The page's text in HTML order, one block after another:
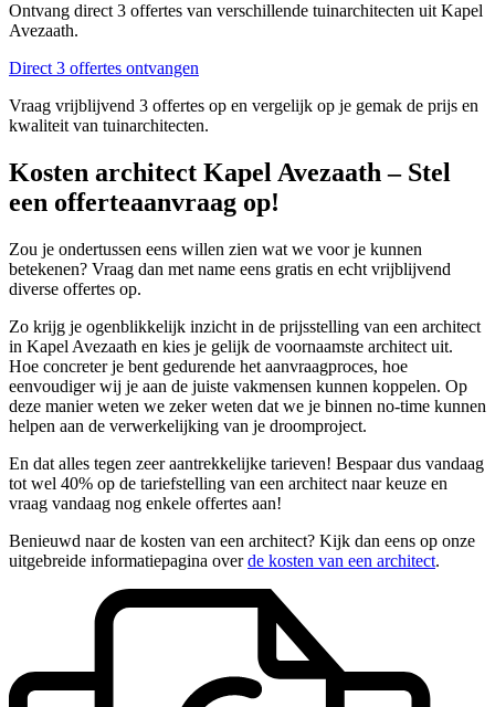
Ontvang direct 3 offertes van verschillende tuinarchitecten uit Kapel
Avezaath.
Direct 3 offertes ontvangen
Vraag vrijblijvend 3 offertes op en vergelijk op je gemak de prijs en
kwaliteit van tuinarchitecten.
Kosten architect Kapel Avezaath – Stel
een offerteaanvraag op!
Zou je ondertussen eens willen zien wat we voor je kunnen
betekenen? Vraag dan met name eens gratis en echt vrijblijvend
diverse offertes op.
Zo krijg je ogenblikkelijk inzicht in de prijsstelling van een architect
in Kapel Avezaath en kies je gelijk de voornaamste architect uit.
Hoe concreter je bent gedurende het aanvraagproces, hoe
eenvoudiger wij je aan de juiste vakmensen kunnen koppelen. Op
deze manier weten we zeker weten dat we je binnen no-time kunnen
helpen aan de verwerkelijking van je droomproject.
En dat alles tegen zeer aantrekkelijke tarieven! Bespaar dus vandaag
tot wel 40% op de tariefstelling van een architect naar keuze en
vraag vandaag nog enkele offertes aan!
Benieuwd naar de kosten van een architect? Kijk dan eens op onze
uitgebreide informatiepagina overde kosten van een architect.